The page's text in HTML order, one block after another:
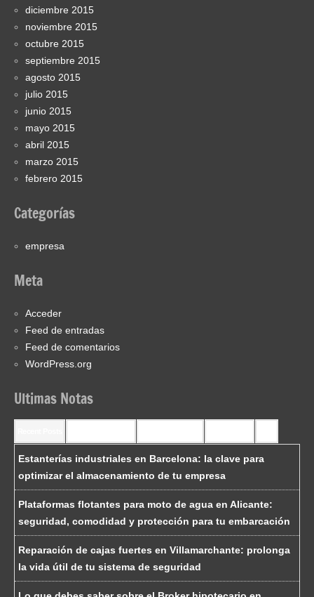
diciembre 2015
noviembre 2015
octubre 2015
septiembre 2015
agosto 2015
julio 2015
junio 2015
mayo 2015
abril 2015
marzo 2015
febrero 2015
Categorías
empresa
Meta
Acceder
Feed de entradas
Feed de comentarios
WordPress.org
Ultimas Notas
Estanterías industriales en Barcelona: la clave para
optimizar el almacenamiento de tu empresa
Plataformas flotantes para moto de agua en Alicante:
seguridad, comodidad y protección para tu embarcación
Reparación de cajas fuertes en Villamarchante: prolonga
la vida útil de tu sistema de seguridad